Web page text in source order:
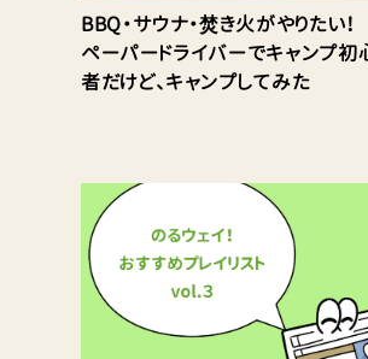
BBQ・サウナ・焚き火がやりたい！
ペーパードライバーでキャンプ初
者だけど、キャンプしてみた